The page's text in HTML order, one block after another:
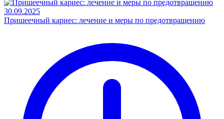
30.09.2025
Пришеечный кариес: лечение и меры по предотвращению